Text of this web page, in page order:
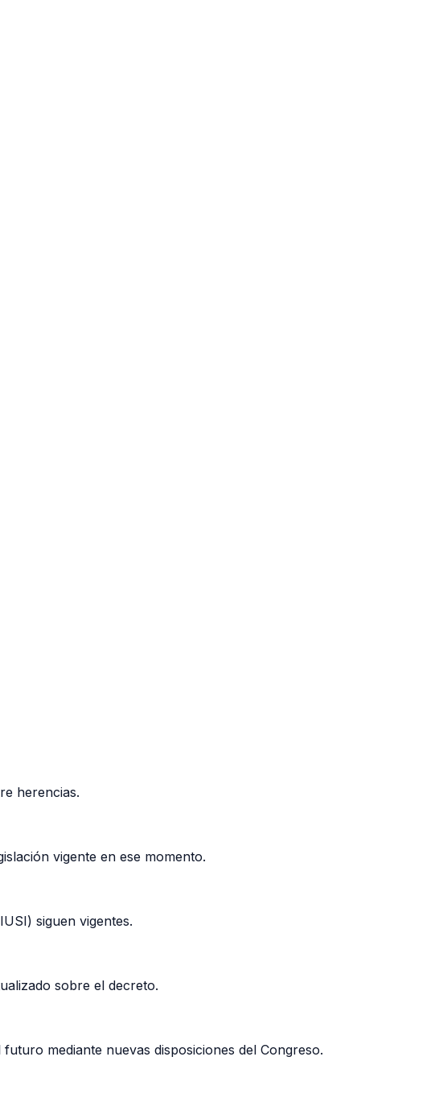
herencias.
vigente en ese momento.
siguen vigentes.
sobre el decreto.
mediante nuevas disposiciones del Congreso.